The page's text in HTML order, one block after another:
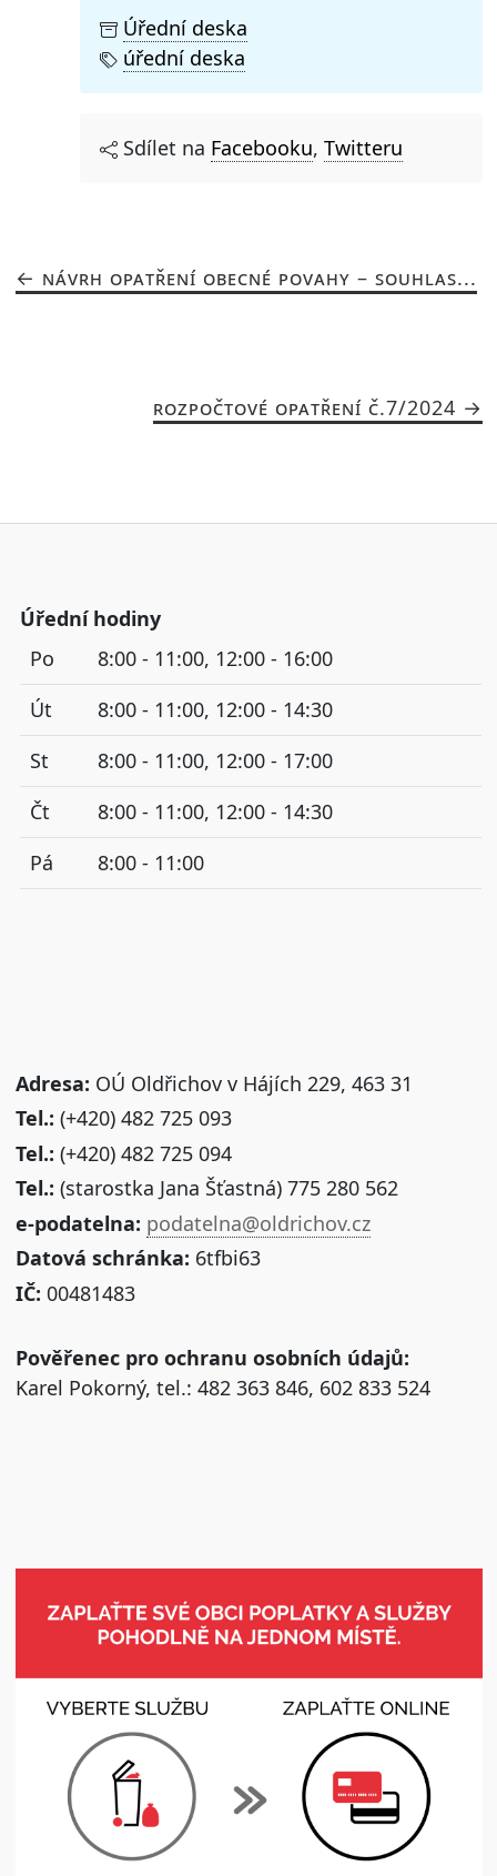
Úřední deska
úřední deska
Sdílet na Facebooku, Twitteru
NÁVRH OPATŘENÍ OBECNÉ POVAHY – SOUHLAS...
ROZPOČTOVÉ OPATŘENÍ Č.7/2024
Úřední hodiny
Po
8:00 - 11:00, 12:00 - 16:00
Út
8:00 - 11:00, 12:00 - 14:30
St
8:00 - 11:00, 12:00 - 17:00
Čt
8:00 - 11:00, 12:00 - 14:30
Pá
8:00 - 11:00
Adresa: OÚ Oldřichov v Hájích 229, 463 31
Tel.: (+420) 482 725 093
Tel.: (+420) 482 725 094
Tel.: (starostka Jana Šťastná) 775 280 562
e-podatelna: podatelna@oldrichov.cz
Datová schránka: 6tfbi63
IČ: 00481483
Pověřenec pro ochranu osobních údajů:
Karel Pokorný, tel.: 482 363 846, 602 833 524